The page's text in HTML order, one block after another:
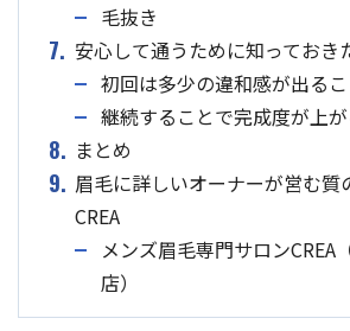
毛抜き
7. 安心して通うために知っておき
初回は多少の違和感が出る
継続することで完成度が上
8. まとめ
9. 眉毛に詳しいオーナーが営む質
CREA
メンズ眉毛専門サロンCREA
店）